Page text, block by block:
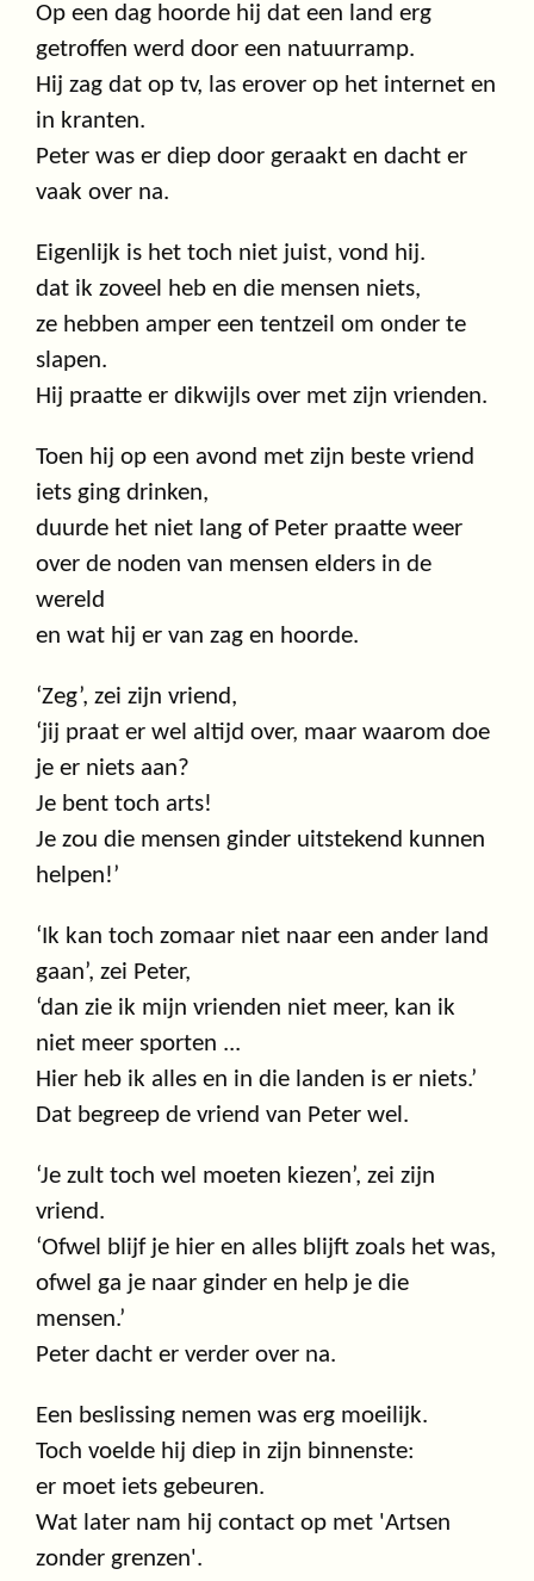
Op een dag hoorde hij dat een land erg
getroffen werd door een natuurramp.
Hij zag dat op tv, las erover op het internet en
in kranten.
Peter was er diep door geraakt en dacht er
vaak over na.
Eigenlijk is het toch niet juist, vond hij.
dat ik zoveel heb en die mensen niets,
ze hebben amper een tentzeil om onder te
slapen.
Hij praatte er dikwijls over met zijn vrienden.
Toen hij op een avond met zijn beste vriend
iets ging drinken,
duurde het niet lang of Peter praatte weer
over de noden van mensen elders in de
wereld
en wat hij er van zag en hoorde.
‘Zeg’, zei zijn vriend,
‘jij praat er wel altijd over, maar waarom doe
je er niets aan?
Je bent toch arts!
Je zou die mensen ginder uitstekend kunnen
helpen!’
‘Ik kan toch zomaar niet naar een ander land
gaan’, zei Peter,
‘dan zie ik mijn vrienden niet meer, kan ik
niet meer sporten ...
Hier heb ik alles en in die landen is er niets.’
Dat begreep de vriend van Peter wel.
‘Je zult toch wel moeten kiezen’, zei zijn
vriend.
‘Ofwel blijf je hier en alles blijft zoals het was,
ofwel ga je naar ginder en help je die
mensen.’
Peter dacht er verder over na.
Een beslissing nemen was erg moeilijk.
Toch voelde hij diep in zijn binnenste:
er moet iets gebeuren.
Wat later nam hij contact op met 'Artsen
zonder grenzen'.